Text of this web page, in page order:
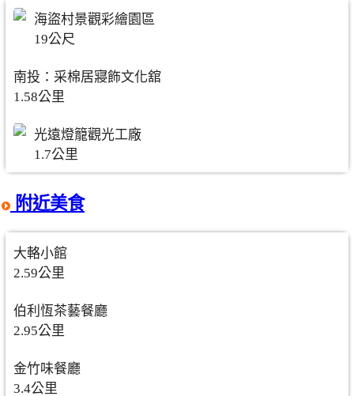
海盜村景觀彩繪園區
19公尺
南投：采棉居寢飾文化舘
1.58公里
光遠燈籠觀光工廠
1.7公里
附近美食
大輅小館
2.59公里
伯利恆茶藝餐廳
2.95公里
金竹味餐廳
3.4公里